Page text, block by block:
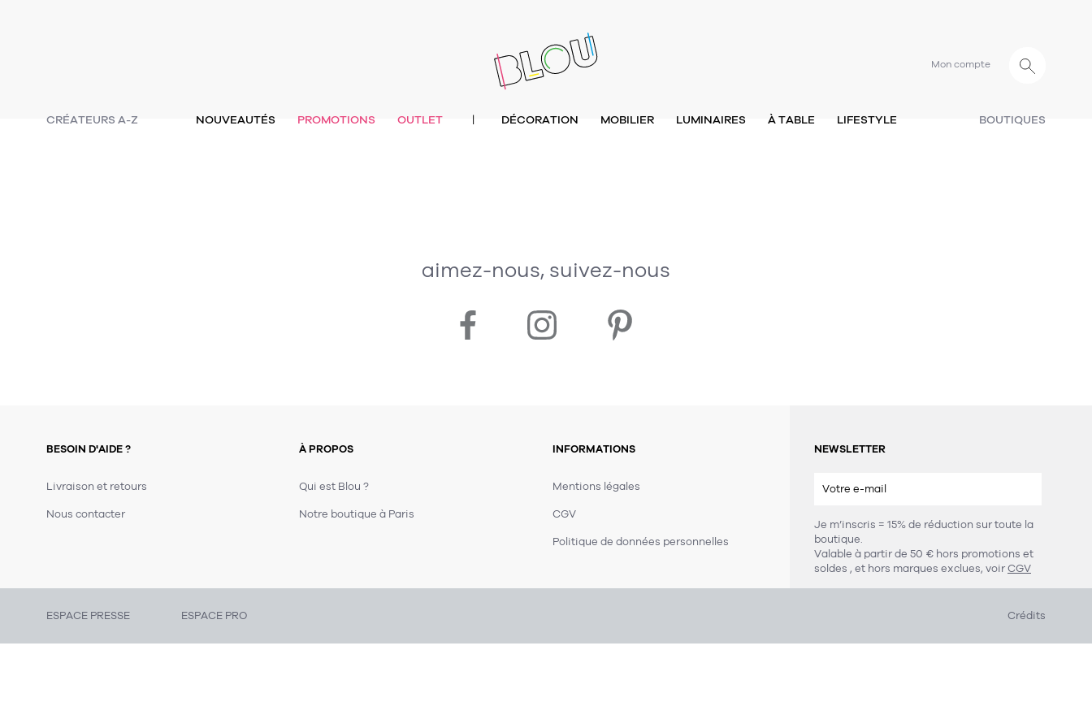
Mon compte
CRÉATEURS A-Z BOUTIQUES
NOUVEAUTÉS PROMOTIONS OUTLET | DÉCORATION MOBILIER LUMINAIRES À TABLE LIFESTYLE
aimez-nous, suivez-nous
NEWSLETTER
Je m’inscris = 15% de réduction sur toute la
boutique.
Valable à partir de 50 € hors promotions et
soldes , et hors marques exclues, voirCGV
BESOIN D'AIDE ?
Livraison et retours
Nous contacter
À PROPOS
Qui est Blou ?
Notre boutique à Paris
INFORMATIONS
Mentions légales
CGV
Politique de données personnelles
ESPACE PRESSE ESPACE PRO Crédits